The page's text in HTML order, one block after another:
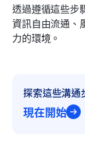
透過遵循這些步
資訊自由流通、
力的環境。
探索這些溝通
現在開始